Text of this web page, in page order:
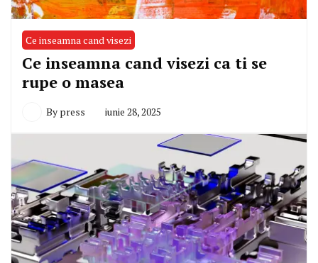
Ce inseamna cand visezi
Ce inseamna cand visezi ca ti se
rupe o masea
By press iunie 28, 2025